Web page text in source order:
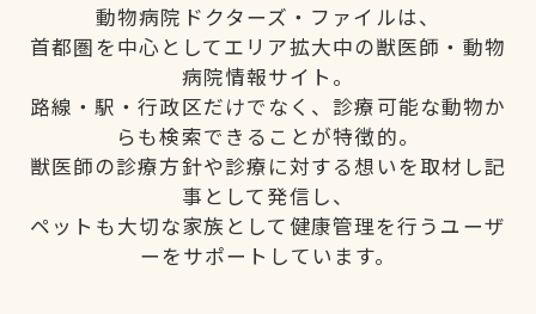
動物病院ドクターズ・ファイルは、
首都圏を中心としてエリア拡大中の獣医師・動物
病院情報サイト。
路線・駅・行政区だけでなく、診療可能な動物か
らも検索できることが特徴的。
獣医師の診療方針や診療に対する想いを取材し記
事として発信し、
ペットも大切な家族として健康管理を行うユーザ
ーをサポートしています。